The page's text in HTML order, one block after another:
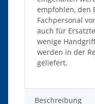
empfohlen, den
Fachpersonal
auch für
wenige
werden in der
geliefert.
Beschreibung